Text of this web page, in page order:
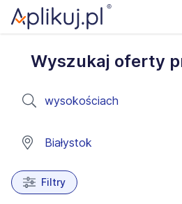
Wyszukaj oferty
Filtry